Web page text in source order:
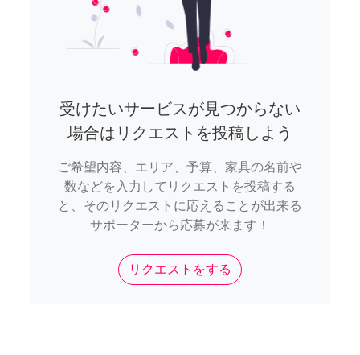
受けたいサービスが見つからない
場合はリクエストを投稿しよう
ご希望内容、エリア、予算、家具の名前や
数などを入力してリクエストを投稿する
と、そのリクエストに応えることが出来る
サポーターから応募が来ます！
リクエストをする